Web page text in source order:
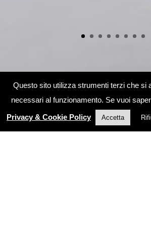
Questo sito utilizza strumenti terzi che si
necessari al funzionamento. Se vuoi
Privacy & Cookie Policy
Accetta